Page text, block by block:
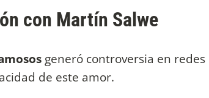
con Martín Salwe
generó controversia en redes
de este amor.